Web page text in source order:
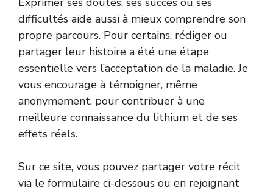
difficultés aide aussi à mieux comprendre son
propre parcours. Pour certains, rédiger ou
partager leur histoire a été une étape
essentielle vers l’acceptation de la maladie. Je
vous encourage à témoigner, même
anonymement, pour contribuer à une
meilleure connaissance du lithium et de ses
effets réels.
Sur ce site, vous pouvez partager votre récit
via le formulaire ci-dessous ou en rejoignant